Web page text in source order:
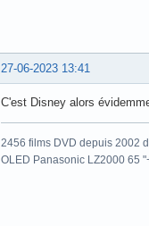
27-06-2023 13:41
C'est Disney alors
2456 films DVD depuis 2002
OLED Panasonic LZ2000 65